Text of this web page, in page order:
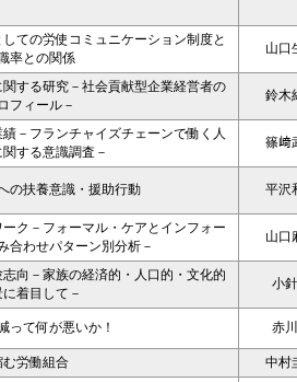
ての労使コミュニケーション制度と
率との関係
山口
する研究－社会貢献型企業経営者の
フィール－
鈴木
－フランチャイズチェーンで働く人
する意識調査－
篠﨑
の扶養意識・援助行動 平沢
ク－フォーマル・ケアとインフォー
合わせパターン別分析－
山口
向－家族の経済的・人口的・文化的
着目して－
小
って何が悪いか！ 赤
む労働組合 中村